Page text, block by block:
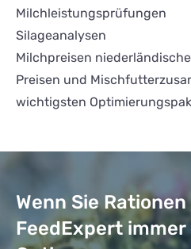
Milchleistungsprüfungen
Silageanalysen
Milchpreisen
Preisen und
wichtigsten
Wenn Sie
FeedExpert